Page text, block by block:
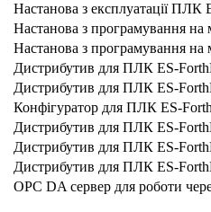
Настанова з експлуатації
Настанова з програмування
Настанова з програмування
Дистрибутив для ПЛК ES-
Дистрибутив для ПЛК ES-
Конфігуратор для ПЛК ES-
Дистрибутив для ПЛК ES-
Дистрибутив для ПЛК ES-
Дистрибутив для ПЛК ES-
OPC DA сервер для роботи